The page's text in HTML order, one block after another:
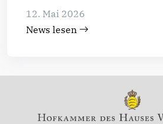
12. Mai 2026
News lesen